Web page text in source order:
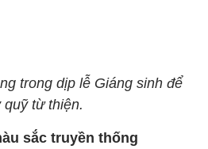
trong dịp lễ Giáng sinh để
quỹ từ thiện.
sắc truyền thống